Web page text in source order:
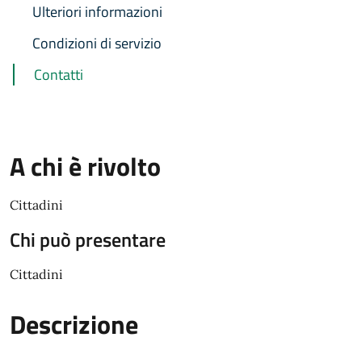
Ulteriori informazioni
Condizioni di servizio
Contatti
A chi è rivolto
Cittadini
Chi può presentare
Cittadini
Descrizione